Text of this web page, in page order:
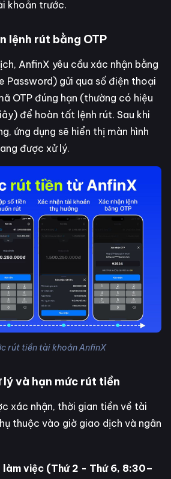
khoản trước.
lệnh rút bằng OTP
AnfinX yêu cầu xác nhận bằng
Password) gửi qua số điện thoại
OTP đúng hạn (thường có hiệu
để hoàn tất lệnh rút. Sau khi
ứng dụng sẽ hiển thị màn hình
được xử lý.
rút tiền tài khoản AnfinX
lý và hạn mức rút tiền
xác nhận, thời gian tiền về tài
thuộc vào giờ giao dịch và ngân
việc (Thứ 2 - Thứ 6, 8:30–